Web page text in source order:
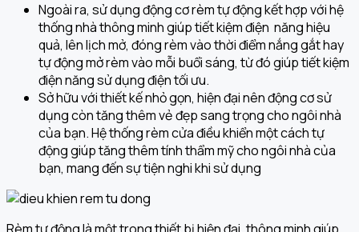
Ngoài ra, sử dụng động cơ rèm tự động kết hợp với hệ
thống nhà thông minh giúp tiết kiệm điện năng hiệu
quả, lên lịch mở, đóng rèm vào thời điểm nắng gắt hay
tự động mở rèm vào mỗi buổi sáng, từ đó giúp tiết kiệm
điện năng sử dụng điện tối ưu.
Sở hữu với thiết kế nhỏ gọn, hiện đại nên động cơ sử
dụng còn tăng thêm vẻ đẹp sang trọng cho ngôi nhà
của bạn. Hệ thống rèm cửa điều khiển một cách tự
động giúp tăng thêm tính thẩm mỹ cho ngôi nhà của
bạn, mang đến sự tiện nghi khi sử dụng